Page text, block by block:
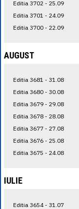
Editia 3702 - 25.09
Editia 3701 - 24.09
Editia 3700 - 22.09
AUGUST
Editia 3681 - 31.08
Editia 3680 - 30.08
Editia 3679 - 29.08
Editia 3678 - 28.08
Editia 3677 - 27.08
Editia 3676 - 25.08
Editia 3675 - 24.08
IULIE
Editia 3654 - 31.07